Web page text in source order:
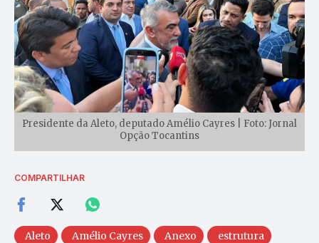
Presidente da Aleto, deputado Amélio Cayres | Foto: Jornal
Opção Tocantins
COMPARTILHAR
Aleto Amélio Cayres Anexo
estrutura